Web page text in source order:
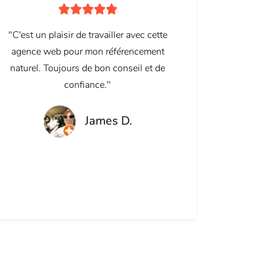

"C'est un plaisir de travailler avec cette
agence web pour mon référencement
naturel. Toujours de bon conseil et de
confiance."
James D.